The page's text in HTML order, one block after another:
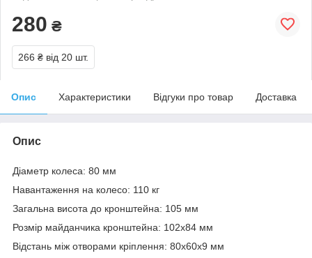
280 ₴
266 ₴ від 20 шт.
Опис Характеристики Відгуки про товар Доставка
Опис
Діаметр колеса: 80 мм
Навантаження на колесо: 110 кг
Загальна висота до кронштейна: 105 мм
Розмір майданчика кронштейна: 102х84 мм
Відстань між отворами кріплення: 80х60х9 мм